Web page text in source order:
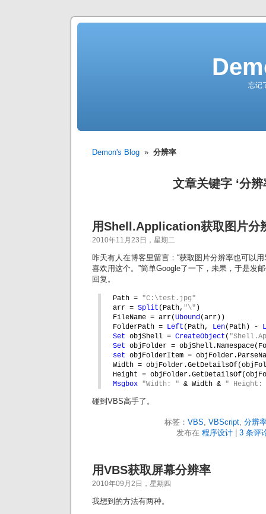
忘记
Demon's Blog » 分辨率
文章关键字 ‘分辨
用Shell.Application获取图片分
2010年11月23日，星期二
昨天有人在博客里留言：“获取图片分辨率也可以
喜欢用这个。”简单Google了一下，未果，于是发
回复。
Path = "C:\test.jpg"
arr = Split (Path, "\" )
FileName = arr(Ubound(arr))
FolderPath = Left (Path, Len(Path) -
Set objShell = CreateObject (
Set objFolder =
set objFolderItem =
Width =
Height =
Msgbox "Width: " & Width & "
碰到VBS高手了。
标签： VBS, VBScript, 分辨
发布在 程序设计| 3 条评
用VBS获取屏幕分辨率
2010年09月2日，星期四
我想到的方法有两种。